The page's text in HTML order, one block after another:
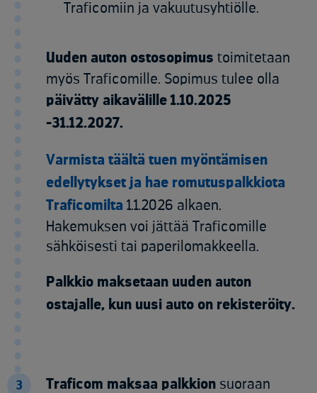
Traficomiin ja vakuutusyhtiölle.
Uuden auton ostosopimus toimitetaan
myös Traficomille. Sopimus tulee olla
päivätty aikavälille 1.10.2025
-31.12.2027.
Varmista täältä tuen myöntämisen
edellytykset ja hae romutuspalkkiota
Traficomilta 1.1.2026 alkaen.
Hakemuksen voi jättää Traficomille
sähköisesti tai paperilomakkeella.
Palkkio maksetaan uuden auton
ostajalle, kun uusi auto on rekisteröity.
3 Traficom maksaa palkkion suoraan